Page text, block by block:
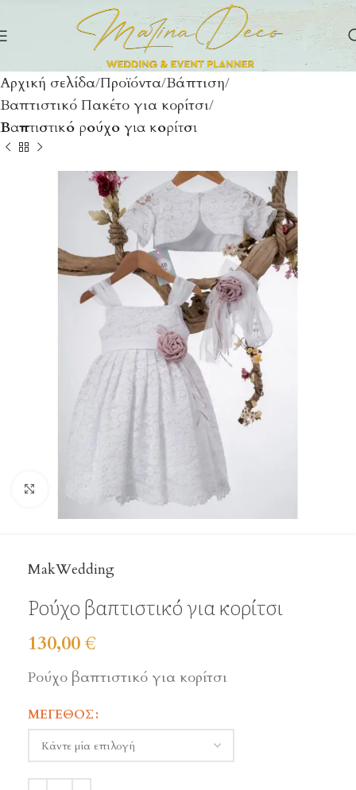
Αρχική σελίδα Προϊόντα Βάπτιση
Βαπτιστικό Πακέτο για κορίτσι
Βαπτιστικό ρούχο για κορίτσι
MakWedding
Ρούχο βαπτιστικό για κορίτσι
130,00€
Ρούχο βαπτιστικό για κορίτσι
ΜΈΓΕΘΟΣ